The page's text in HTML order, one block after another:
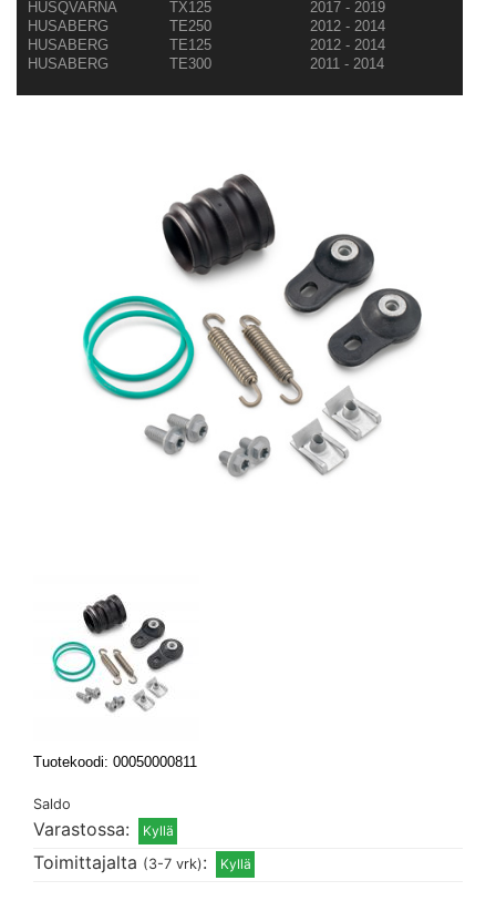
HUSQVARNA
TX125
2017 - 2019
HUSABERG
TE250
2012 - 2014
HUSABERG
TE125
2012 - 2014
HUSABERG
TE300 2011 - 2014
Tuotekoodi: 00050000811
Saldo
Varastossa:
Toimittajalta (3-7 vrk):